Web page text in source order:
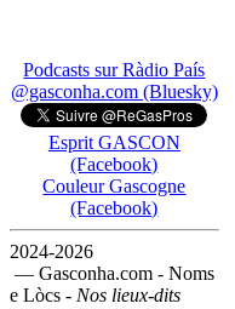
Podcasts sur Ràdio País
@gasconha.com (Bluesky)
Esprit GASCON
(Facebook)
Couleur Gascogne
(Facebook)
2024-2026
— Gasconha.com - Noms
e Lòcs - Nos lieux-dits